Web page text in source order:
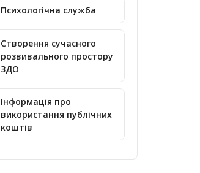
Психологічна служба
Створення сучасного
розвивального простору
ЗДО
Інформація про
використання публічних
коштів